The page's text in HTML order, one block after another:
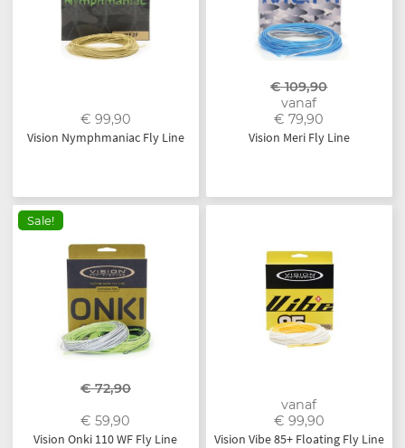
€ 99,90
Vision Nymphmaniac Fly Line
€ 109,90
vanaf
€ 79,90
Vision Meri Fly Line
Sale!
€ 72,90
€ 59,90
Vision Onki 110 WF Fly Line
vanaf
€ 99,90
Vision Vibe 85+ Floating Fly Line